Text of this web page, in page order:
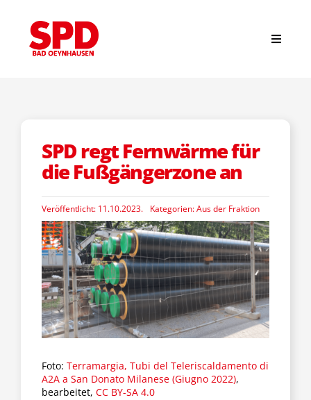
springen
Toggle
News
Stadtverband
Ortsvereine
Fraktion
Jusos
SPD regt Fernwärme für
die Fußgängerzone an
Veröffentlicht: 11.10.2023. Kategorien:Aus der Fraktion
Foto: Terramargia, Tubi del Teleriscaldamento di
A2A a San Donato Milanese (Giugno 2022),
bearbeitet, CC BY-SA 4.0